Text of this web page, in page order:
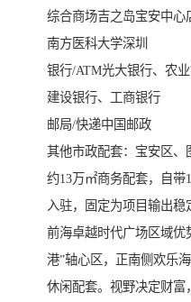
综合商场吉之岛宝安中心
南方医科大学深圳
银行/ATM光大银行、农
建设银行、工商银行
邮局/快递中国邮政
其他市政配套：宝安区
约13万㎡商务配套，自
入驻，固定为项目输出稳
前海卓越时代广场区域优
港”轴心区，正南侧欢乐
休闲配套。视野决定财富